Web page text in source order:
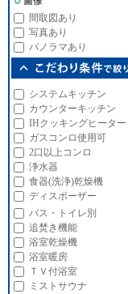
間取図あり
写真あり
パノラマあり
システムキッチン
カウンターキッチン
IHクッキングヒーター
ガスコンロ使用可
2口以上コンロ
浄水器
食器(洗浄)乾燥機
ディスポーザー
バス・トイレ別
追焚き機能
浴室乾燥機
浴室暖房
ＴＶ付浴室
ミストサウナ